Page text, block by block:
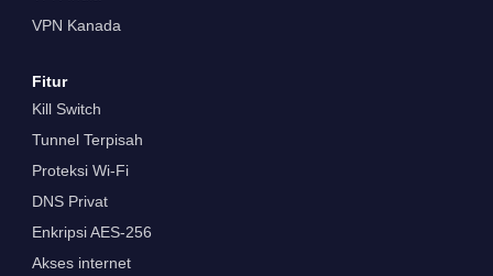
VPN Kanada
Fitur
Kill Switch
Tunnel Terpisah
Proteksi Wi-Fi
DNS Privat
Enkripsi AES-256
Akses internet